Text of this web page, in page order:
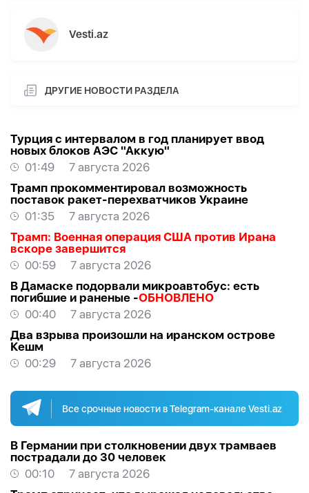
Vesti.az
ДРУГИЕ НОВОСТИ РАЗДЕЛА
Турция с интервалом в год планирует ввод
новых блоков АЭС "Аккую"
01:49
7 августа 2026
Трамп прокомментировал возможность
поставок ракет-перехватчиков Украине
01:35
7 августа 2026
Трамп: Военная операция США против Ирана
вскоре завершится
00:59
7 августа 2026
В Дамаске подорвали микроавтобус: есть
погибшие и раненые -ОБНОВЛЕНО
00:40
7 августа 2026
Два взрыва произошли на иранском острове
Кешм
00:29
7 августа 2026
Все срочные новости в Telegram-канале Vesti.az
В Германии при столкновении двух трамваев
пострадали до 30 человек
00:10
7 августа 2026